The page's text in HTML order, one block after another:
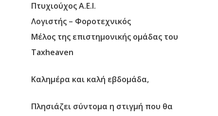
Πτυχιούχος Α.Ε.Ι.
Λογιστής – Φοροτεχνικός
Μέλος της επιστημονικής ομάδας του
Taxheaven
Καλημέρα και καλή εβδομάδα,
Πλησιάζει σύντομα η στιγμή που θα